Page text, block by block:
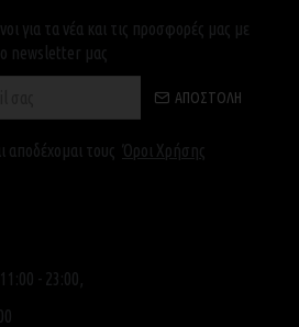
για τα νέα και τις προσφορές μας με
newsletter μας
ΑΠΟΣΤΟΛΉ
αποδέχομαι τους Όροι Χρήσης
- 23:00,